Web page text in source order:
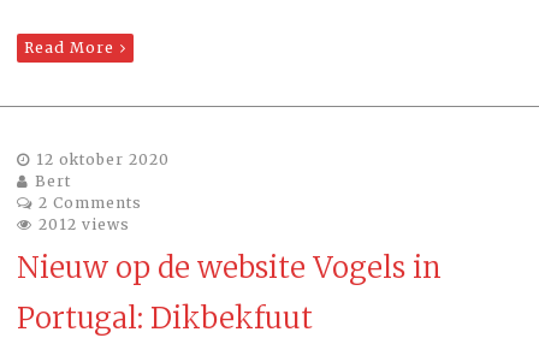
Read More
12 oktober 2020
Bert
2 Comments
2012 views
Nieuw op de website Vogels in
Portugal: Dikbekfuut